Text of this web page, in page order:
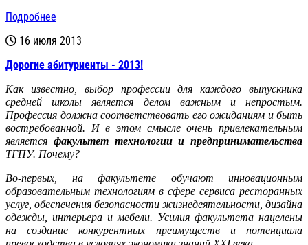
Подробнее
16 июля 2013
Дорогие абитуриенты - 2013!
Как известно, выбор профессии для каждого выпускника
средней школы является делом важным и непростым.
Профессия должна соответствовать его ожиданиям и быть
востребованной. И в этом смысле очень привлекательным
является факультет технологии и предпринимательства
ТГПУ. Почему?
Во-первых , на факультете обучают инновационным
образовательным технологиям в сфере сервиса ресторанных
услуг, обеспечения безопасности жизнедеятельности, дизайна
одежды, интерьера и мебели. Усилия факультета нацелены
на создание конкурентных преимуществ и потенциала